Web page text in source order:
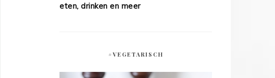
eten, drinken en meer
#VEGETARISCH